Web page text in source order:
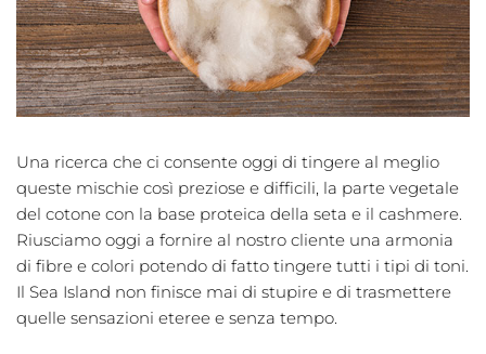
Una ricerca che ci consente oggi di tingere al meglio
queste mischie così preziose e difficili, la parte vegetale
del cotone con la base proteica della seta e il cashmere.
Riusciamo oggi a fornire al nostro cliente una armonia
di fibre e colori potendo di fatto tingere tutti i tipi di toni.
Il Sea Island non finisce mai di stupire e di trasmettere
quelle sensazioni eteree e senza tempo.